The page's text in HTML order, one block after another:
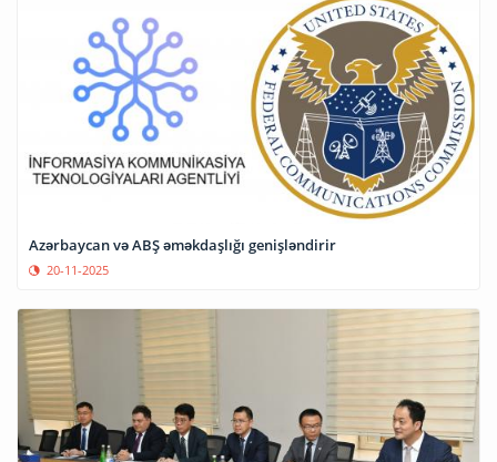
Azərbaycan və ABŞ əməkdaşlığı genişləndirir
20-11-2025